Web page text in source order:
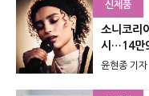
신제품
소니코리
시…14만
윤현종 기자